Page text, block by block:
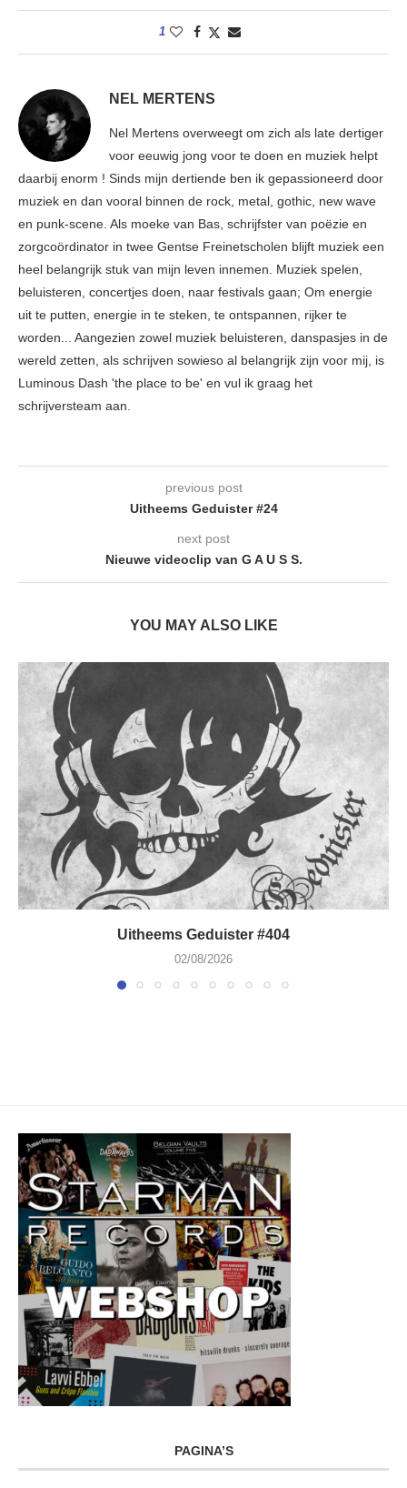
1
NEL MERTENS
Nel Mertens overweegt om zich als late dertiger
voor eeuwig jong voor te doen en muziek helpt
daarbij enorm ! Sinds mijn dertiende ben ik gepassioneerd door
muziek en dan vooral binnen de rock, metal, gothic, new wave
en punk-scene. Als moeke van Bas, schrijfster van poëzie en
zorgcoördinator in twee Gentse Freinetscholen blijft muziek een
heel belangrijk stuk van mijn leven innemen. Muziek spelen,
beluisteren, concertjes doen, naar festivals gaan; Om energie
uit te putten, energie in te steken, te ontspannen, rijker te
worden... Aangezien zowel muziek beluisteren, danspasjes in de
wereld zetten, als schrijven sowieso al belangrijk zijn voor mij, is
Luminous Dash 'the place to be' en vul ik graag het
schrijversteam aan.
previous post
Uitheems Geduister #24
next post
Nieuwe videoclip van G A U S S.
YOU MAY ALSO LIKE
Uitheems Geduister #404
02/08/2026
PAGINA’S